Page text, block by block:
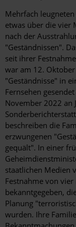
Mehrfach
etwas über die vier
nach der
"Geständnissen".
seit ihrer
war am 12.
"Geständnisse" in
Fernsehen
November 2022 an
beschreiben die
erzwungenen
gequält". In einer
staatlichen Medien
Festnahme von
bekanntgegeben,
Planung
wurden. Ihre